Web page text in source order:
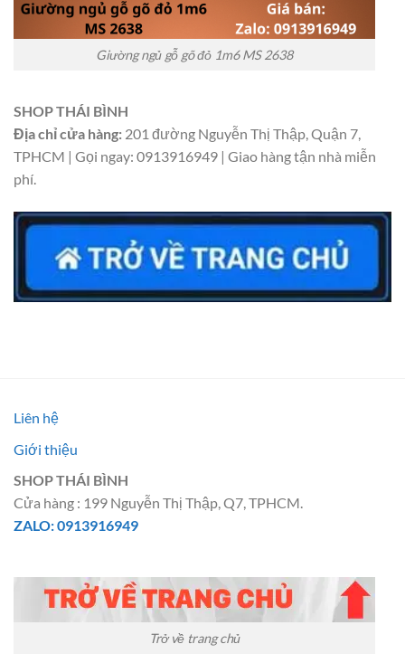
Giường ngủ gỗ gõ đỏ 1m6 MS 2638
SHOP THÁI BÌNH
Địa chỉ cửa hàng: 201 đường Nguyễn Thị Thập, Quận 7,
TPHCM | Gọi ngay: 0913916949 | Giao hàng tận nhà miễn
phí.
Liên hệ
Giới thiệu
SHOP THÁI BÌNH
Cửa hàng : 199 Nguyễn Thị Thập, Q7, TPHCM.
ZALO: 0913916949
Trở về trang chủ